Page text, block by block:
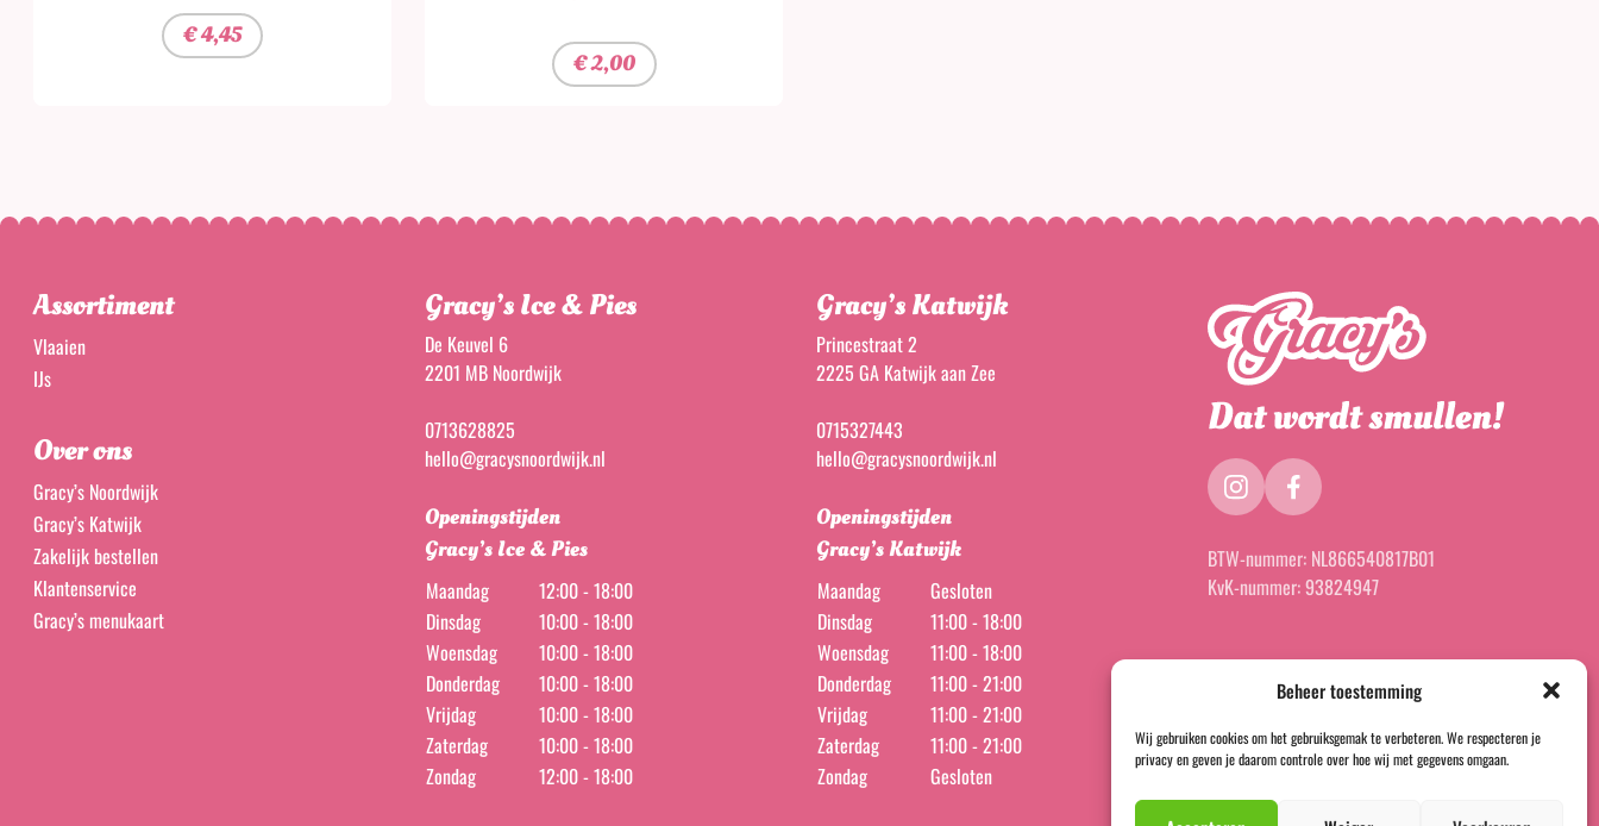
Beheer toestemming
Wij gebruiken cookies om het gebruiksgemak te verbeteren. We respecteren je
privacy en geven je daarom controle over hoe wij met gegevens omgaan.
€4,45
€2,00
Assortiment
Vlaaien
IJs
Over ons
Gracy’s Noordwijk
Gracy’s Katwijk
Zakelijk bestellen
Klantenservice
Gracy’s menukaart
Gracy’s Ice & Pies
De Keuvel 6
2201 MB Noordwijk
0713628825
hello@gracysnoordwijk.nl
Openingstijden
Gracy’s Ice & Pies
Maandag
12:00 - 18:00
Dinsdag
10:00 - 18:00
Woensdag
10:00 - 18:00
Donderdag
10:00 - 18:00
Vrijdag
10:00 - 18:00
Zaterdag
10:00 - 18:00
Zondag
12:00 - 18:00
Gracy’s Katwijk
Princestraat 2
2225 GA Katwijk aan Zee
0715327443
hello@gracysnoordwijk.nl
Openingstijden
Gracy’s Katwijk
Maandag
Gesloten
Dinsdag
11:00 - 18:00
Woensdag
11:00 - 18:00
Donderdag
11:00 - 21:00
Vrijdag
11:00 - 21:00
Zaterdag
11:00 - 21:00
Zondag
Gesloten
instagramfacebook
BTW-nummer: NL866540817B01
KvK-nummer:93824947